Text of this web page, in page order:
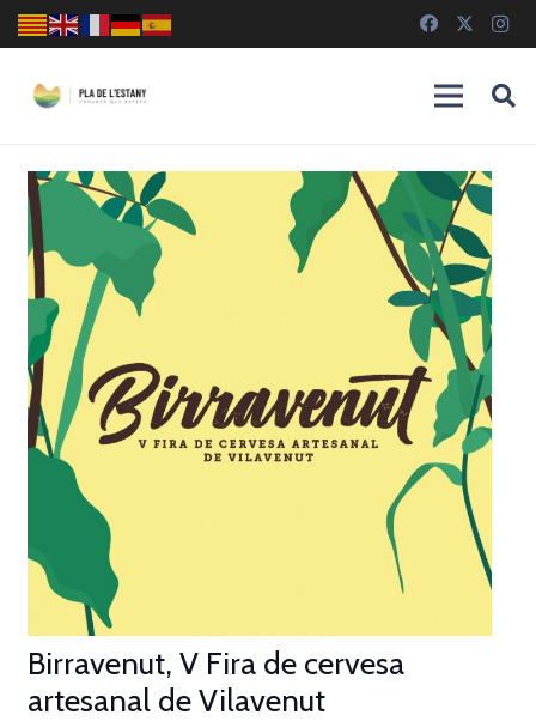
Birravenut, V Fira de cervesa
artesanal de Vilavenut